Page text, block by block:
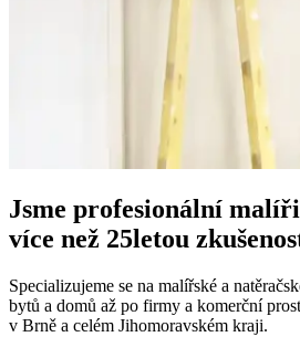
Jsme profesionální
více než 25letou
Specializujeme se na malířské a
bytů a domů až po firmy a komerční
v Brně a celém Jihomoravském kraji.